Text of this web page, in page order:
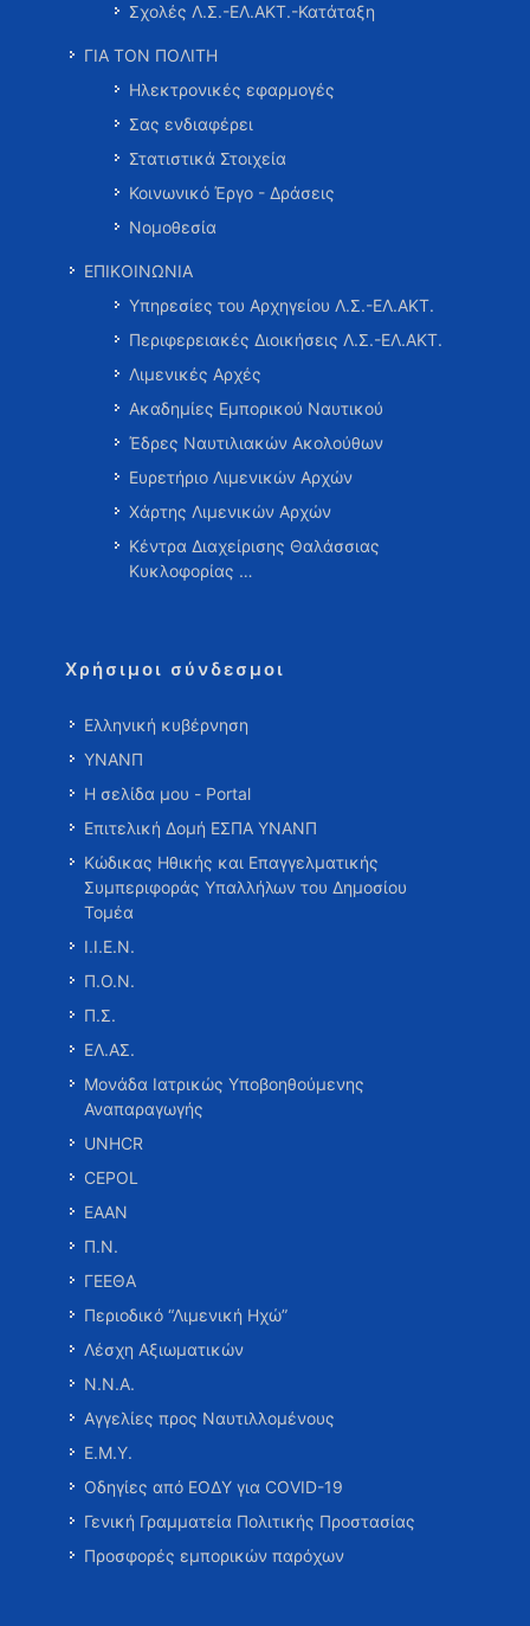
Σχολές Λ.Σ.-ΕΛ.ΑΚΤ.-Κατάταξη
ΓΙΑ ΤΟΝ ΠΟΛΙΤΗ
Ηλεκτρονικές εφαρμογές
Σας ενδιαφέρει
Στατιστικά Στοιχεία
Κοινωνικό Έργο - Δράσεις
Νομοθεσία
ΕΠΙΚΟΙΝΩΝΙΑ
Υπηρεσίες του Αρχηγείου Λ.Σ.-ΕΛ.ΑΚΤ.
Περιφερειακές Διοικήσεις Λ.Σ.-ΕΛ.ΑΚΤ.
Λιμενικές Αρχές
Ακαδημίες Εμπορικού Ναυτικού
Έδρες Ναυτιλιακών Ακολούθων
Ευρετήριο Λιμενικών Αρχών
Χάρτης Λιμενικών Αρχών
Κέντρα Διαχείρισης Θαλάσσιας
Κυκλοφορίας …
Χρήσιμοι σύνδεσμοι
Ελληνική κυβέρνηση
ΥΝΑΝΠ
Η σελίδα μου - Portal
Επιτελική Δομή ΕΣΠΑ ΥΝΑΝΠ
Κώδικας Ηθικής και Επαγγελματικής
Συμπεριφοράς Υπαλλήλων του Δημοσίου
Τομέα
Ι.Ι.Ε.Ν.
Π.Ο.Ν.
Π.Σ.
ΕΛ.ΑΣ.
Μονάδα Ιατρικώς Υποβοηθούμενης
Αναπαραγωγής
UNHCR
CEPOL
ΕΑΑΝ
Π.Ν.
ΓΕΕΘΑ
Περιοδικό “Λιμενική Ηχώ”
Λέσχη Αξιωματικών
Ν.Ν.Α.
Αγγελίες προς Ναυτιλλομένους
Ε.Μ.Υ.
Οδηγίες από ΕΟΔΥ για COVID-19
Γενική Γραμματεία Πολιτικής Προστασίας
Προσφορές εμπορικών παρόχων